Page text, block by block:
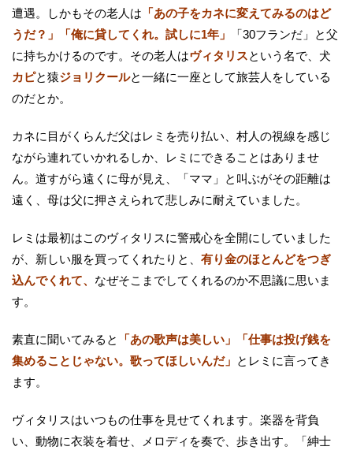
遭遇。しかもその老人は 「あの子をカネに変えてみるのはど
うだ？」「俺に貸してくれ。試しに1年」
「30フランだ」と父
に持ちかけるのです。その老人はヴィタリスという名で、犬
カピと猿ジョリクールと一緒に一座として旅芸人をしている
のだとか。
カネに目がくらんだ父はレミを売り払い、村人の視線を感じ
ながら連れていかれるしか、レミにできることはありませ
ん。道すがら遠くに母が見え、「ママ」と叫ぶがその距離は
遠く、母は父に押さえられて悲しみに耐えていました。
レミは最初はこのヴィタリスに警戒心を全開にしていました
が、新しい服を買ってくれたりと、 有り金のほとんどをつぎ
込んでくれて、 なぜそこまでしてくれるのか不思議に思いま
す。
素直に聞いてみると
「あの歌声は美しい」「仕事は投げ銭を
集めることじゃない。歌ってほしいんだ」 とレミに言ってき
ます。
ヴィタリスはいつもの仕事を見せてくれます。楽器を背負
い、動物に衣装を着せ、メロディを奏で、歩き出す。「紳士